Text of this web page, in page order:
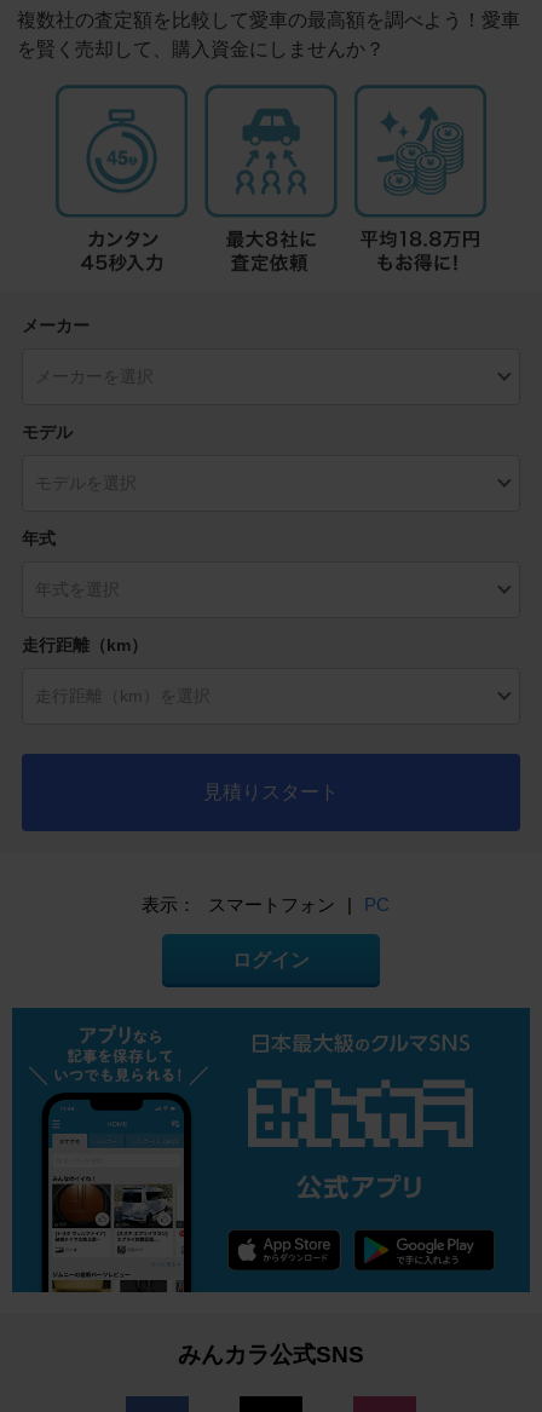
複数社の査定額を比較して愛車の最高額を調べよう！愛車
を賢く売却して、購入資金にしませんか？
メーカー
モデル
年式
走行距離（km）
見積りスタート
表示： スマートフォン | PC
ログイン
みんカラ公式SNS